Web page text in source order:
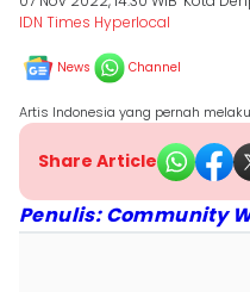
IDN Times Hyperlocal
News Channel
Artis Indonesia yang pernah
Share Article
Penulis: Community